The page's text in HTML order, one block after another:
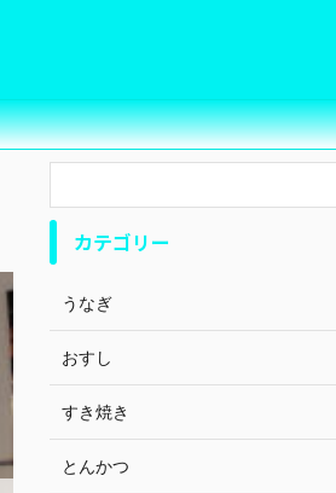
カテゴリー
うなぎ
おすし
すき焼き
とんかつ